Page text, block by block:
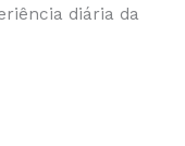
diária da